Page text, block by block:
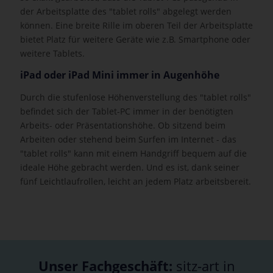
der Arbeitsplatte des "tablet rolls" abgelegt werden
können. Eine breite Rille im oberen Teil der Arbeitsplatte
bietet Platz für weitere Geräte wie z.B. Smartphone oder
weitere Tablets.
iPad oder iPad Mini immer in Augenhöhe
Durch die stufenlose Höhenverstellung des "tablet rolls"
befindet sich der Tablet-PC immer in der benötigten
Arbeits- oder Präsentationshöhe. Ob sitzend beim
Arbeiten oder stehend beim Surfen im Internet - das
"tablet rolls" kann mit einem Handgriff bequem auf die
ideale Höhe gebracht werden. Und es ist, dank seiner
fünf Leichtlaufrollen, leicht an jedem Platz arbeitsbereit.
Unser Fachgeschäft: sitz-art in